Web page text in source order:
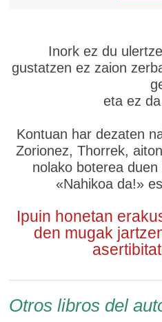
Inork ez du
gustatzen ez zaion
eta ez
Kontuan har dezaten
Zorionez, Thorrek,
nolako boterea
«Nahikoa da!»
Ipuin honetan
den mugak
Otros libros del